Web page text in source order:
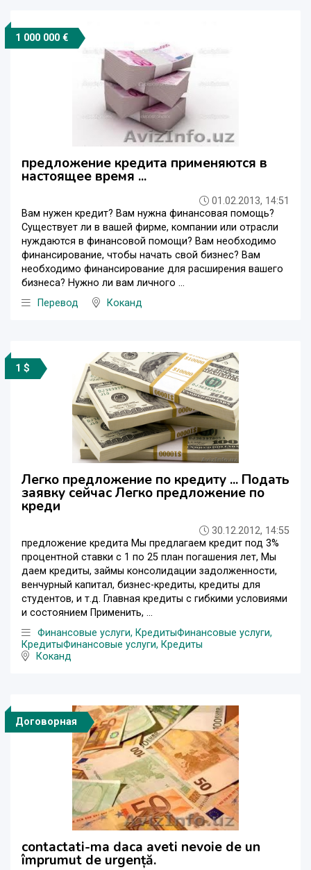
1 000 000 €
предложение кредита применяются в
настоящее время ...
01.02.2013, 14:51
Вам нужен кредит? Вам нужна финансовая помощь?
Существует ли в вашей фирме, компании или отрасли
нуждаются в финансовой помощи? Вам необходимо
финансирование, чтобы начать свой бизнес? Вам
необходимо финансирование для расширения вашего
бизнеса? Нужно ли вам личного ...
Перевод
Коканд
1 $
Легко предложение по кредиту ... Подать
заявку сейчас Легко предложение по
креди
30.12.2012, 14:55
предложение кредита Мы предлагаем кредит под 3%
процентной ставки с 1 по 25 план погашения лет, Мы
даем кредиты, займы консолидации задолженности,
венчурный капитал, бизнес-кредиты, кредиты для
студентов, и т.д. Главная кредиты с гибкими условиями
и состоянием Применить, ...
Финансовые услуги, КредитыФинансовые услуги,
КредитыФинансовые услуги, Кредиты
Коканд
Договорная
contactati-ma daca aveti nevoie de un
împrumut de urgență.